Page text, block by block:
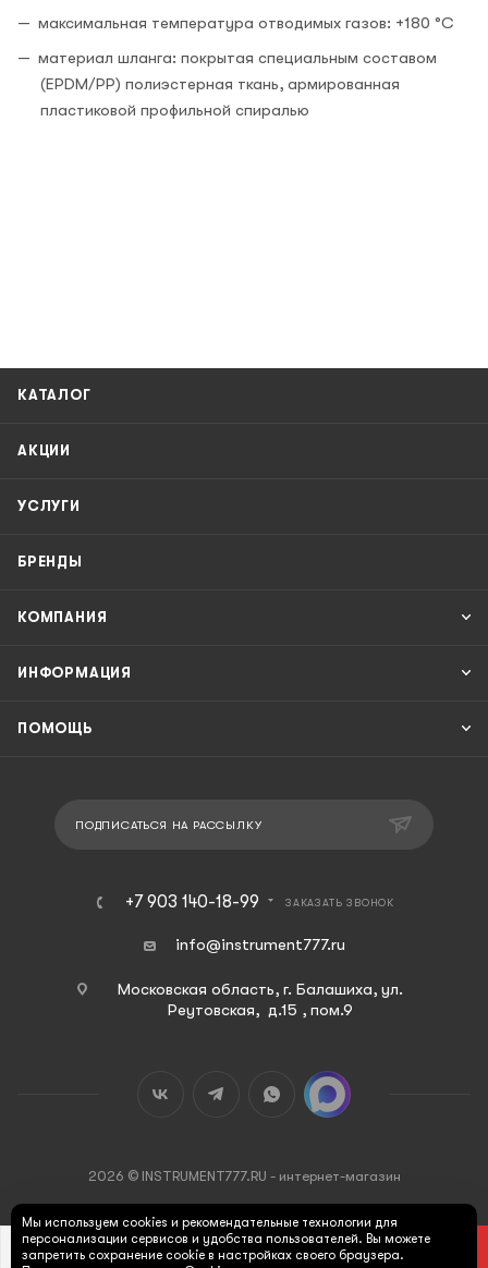
В КОРЗИНУ
максимальная температура отводимых газов: +180 °С
материал шланга: покрытая специальным составом
(EPDM/PP) полиэстерная ткань, армированная
пластиковой профильной спиралью
КАТАЛОГ
АКЦИИ
УСЛУГИ
БРЕНДЫ
КОМПАНИЯ
ИНФОРМАЦИЯ
ПОМОЩЬ
ПОДПИСАТЬСЯ НА РАССЫЛКУ
+7 903 140-18-99 ЗАКАЗАТЬ ЗВОНОК
info@instrument777.ru
Московская область, г. Балашиха, ул.
Реутовская, д.15 , пом.9
2026 © INSTRUMENT777.RU - интернет-магазин
Мы используем cookies и рекомендательные технологии для
персонализации сервисов и удобства пользователей. Вы можете
запретить сохранение cookie в настройках своего браузера.